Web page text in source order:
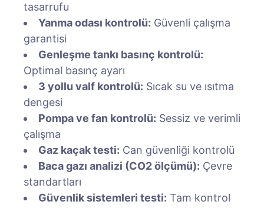
tasarrufu
Yanma odası kontrolü: Güvenli çalışma
garantisi
Genleşme tankı basınç kontrolü:
Optimal basınç ayarı
3 yollu valf kontrolü: Sıcak su ve ısıtma
dengesi
Pompa ve fan kontrolü: Sessiz ve verimli
çalışma
Gaz kaçak testi: Can güvenliği kontrolü
Baca gazı analizi (CO2 ölçümü): Çevre
standartları
Güvenlik sistemleri testi: Tam kontrol